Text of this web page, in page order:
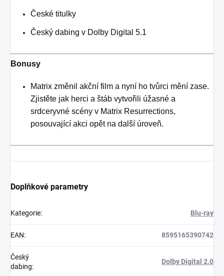
České titulky
Český dabing v Dolby Digital 5.1
Bonusy
Matrix změnil akční film a nyní ho tvůrci mění zase.
Zjistěte jak herci a štáb vytvořili úžasné a
srdceryvné scény v Matrix Resurrections,
posouvající akci opět na další úroveň.
Doplňkové parametry
Kategorie: Blu-ray
EAN: 8595165390742
Český
dabing:
Dolby Digital 2.0